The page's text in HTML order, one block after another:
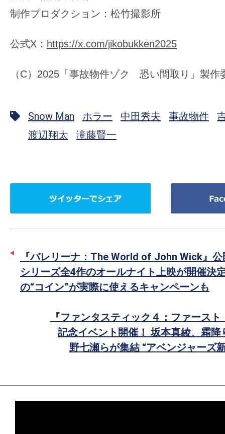
制作プロダクション：松竹撮影所
公式X： https://x.com/jikobukken2025
（C）2025「事故物件ゾク 恐い間取り」製作
Snow Man ホラー 中田秀夫 事故物件
渡辺翔太
滝藤賢一
ー
『バレリーナ：The World of John Wick』
シリーズ全4作のオールナイト上映が開催決
の“コイン”が実際に使えるキャンペーンも
『ファンタスティック４：ファース
記念イベント開催！ 坂本真綾、霜降
野七瀬らが集結 “アベンジャーズ